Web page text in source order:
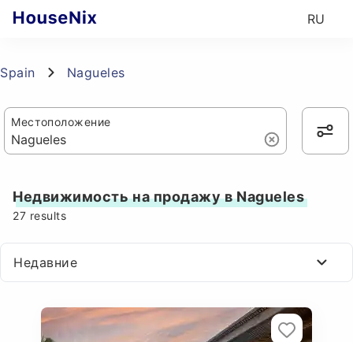
RU
Spain Nagueles
Местоположение
Недвижимость на продажу в Nagueles
27 results
Недавние